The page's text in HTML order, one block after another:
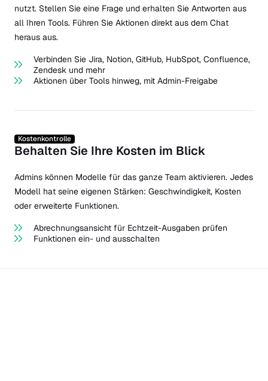
nutzt. Stellen Sie eine Frage und erhalten Sie Antworten aus
all Ihren Tools. Führen Sie Aktionen direkt aus dem Chat
heraus aus.
Verbinden Sie Jira, Notion, GitHub, HubSpot, Confluence,
Zendesk und mehr
Aktionen über Tools hinweg, mit Admin-Freigabe
Kostenkontrolle
Behalten Sie Ihre Kosten im Blick
Admins können Modelle für das ganze Team aktivieren. Jedes
Modell hat seine eigenen Stärken: Geschwindigkeit, Kosten
oder erweiterte Funktionen.
Abrechnungsansicht für Echtzeit-Ausgaben prüfen
Funktionen ein- und ausschalten